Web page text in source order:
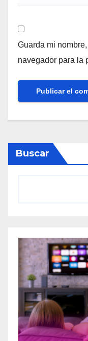
Guarda mi
navegador para la
Buscar